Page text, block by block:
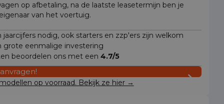
op afbetaling, na de laatste leasetermijn ben je
van het voertuig.
jaarcijfers nodig, ook starters en zzp'ers zijn welkom
grote eenmalige investering
beoordelen ons met een 4.7/5
op voorraad. Bekijk ze hier →